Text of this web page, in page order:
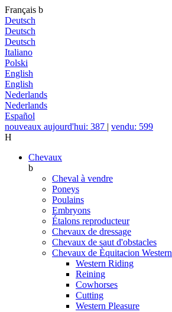
Français b
Deutsch
Deutsch
Deutsch
Italiano
Polski
English
English
Nederlands
Nederlands
Español
nouveaux aujourd'hui: 387 | vendu: 599
H
Chevaux
b
Cheval à vendre
Poneys
Poulains
Embryons
Étalons reproducteur
Chevaux de dressage
Chevaux de saut d'obstacles
Chevaux de Èquitacion Western
Western Riding
Reining
Cowhorses
Cutting
Western Pleasure